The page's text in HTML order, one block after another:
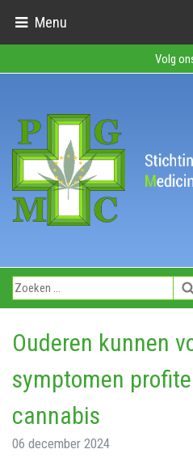
Menu
Volg
Ouderen kunnen
symptomen
cannabis
06 december 2024